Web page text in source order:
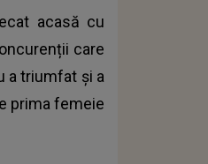
acasă cu
care
a triumfat și a
prima femeie